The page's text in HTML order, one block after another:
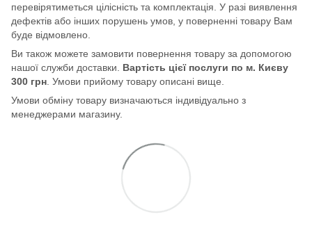
перевірятиметься цілісність та комплектація. У разі виявлення
дефектів або інших порушень умов, у поверненні товару Вам
буде відмовлено.
Ви також можете замовити повернення товару за допомогою
нашої служби доставки. Вартість цієї послуги по м. Києву
300 грн . Умови прийому товару описані вище.
Умови обміну товару визначаються індивідуально з
менеджерами магазину.